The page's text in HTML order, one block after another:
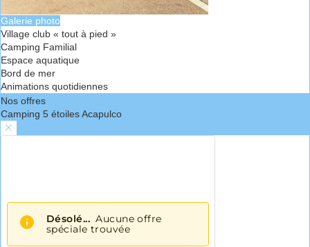
Galerie photo
Village club « tout à pied »
Camping Familial
Espace aquatique
Bord de mer
Animations quotidiennes
Nos offres
Camping 5 étoiles Acapulco